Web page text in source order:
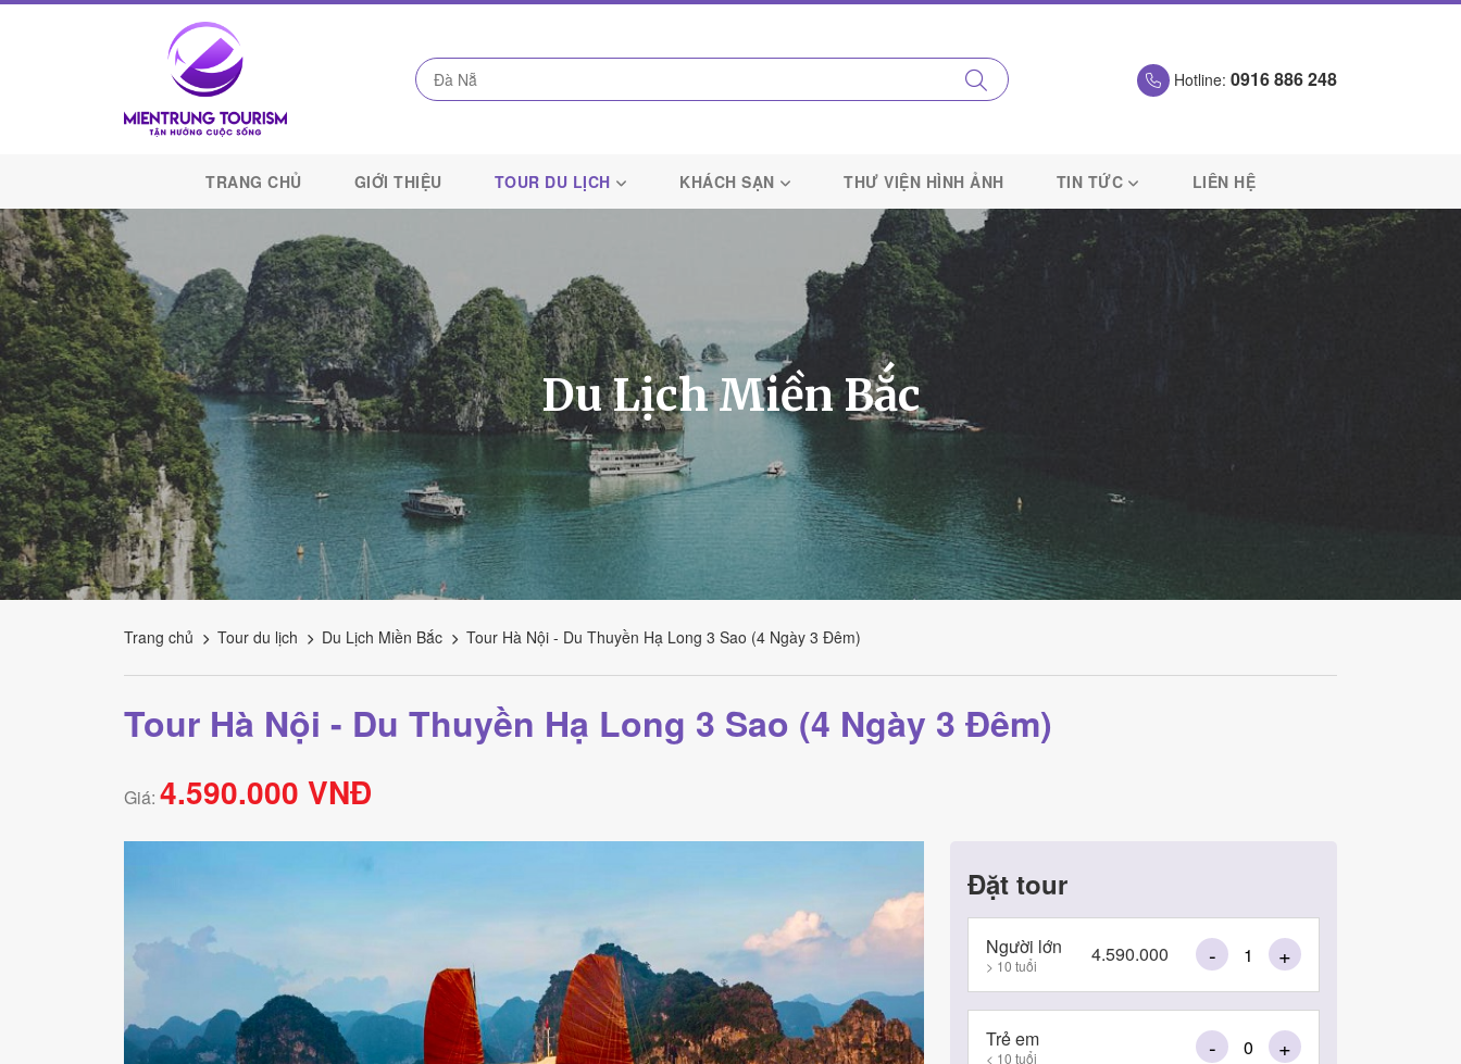
Lịch
Kết
Nối
Di
Sản
Miền
Trung
-
Miền
Trung
Tourism
Hotline: 0916 886 248
TRANG CHỦ GIỚI THIỆU TOUR DU LỊCH KHÁCH SẠN THƯ VIỆN HÌNH ẢNH TIN TỨC LIÊN HỆ
Du Lịch Miền Bắc
Trang chủ Tour du lịch Du Lịch Miền Bắc Tour Hà Nội - Du Thuyền Hạ Long 3 Sao (4 Ngày 3 Đêm)
Tour Hà Nội - Du Thuyền Hạ Long 3 Sao (4 Ngày 3 Đêm)
Giá: 4.590.000 VNĐ
Đặt tour
Người lớn
> 10 tuổi 4.590.000 - +
Trẻ em
< 10 tuổi - +